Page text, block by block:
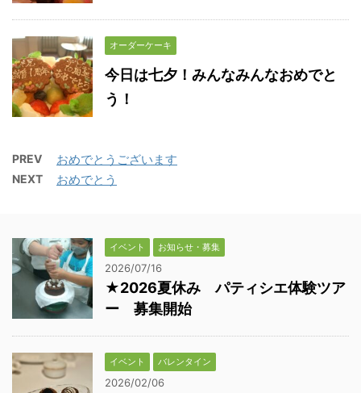
オーダーケーキ
今日は七夕！みんなみんなおめでと
う！
PREV おめでとうございます
NEXT おめでとう
イベント お知らせ・募集
2026/07/16
★2026夏休み パティシエ体験ツア
ー 募集開始
イベント バレンタイン
2026/02/06